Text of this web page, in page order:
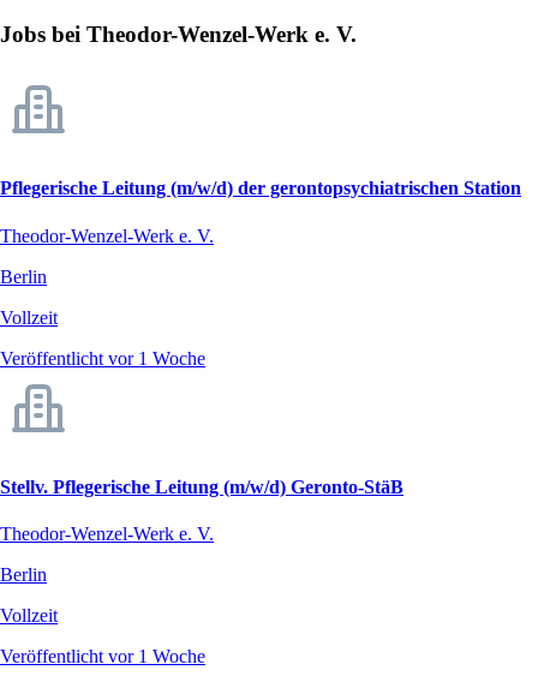
Jobs bei Theodor-Wenzel-Werk e. V.
Pflegerische Leitung (m/w/d) der gerontopsychiatrischen Station
Theodor-Wenzel-Werk e. V.
Berlin
Vollzeit
Veröffentlicht vor 1 Woche
Stellv. Pflegerische Leitung (m/w/d) Geronto-StäB
Theodor-Wenzel-Werk e. V.
Berlin
Vollzeit
Veröffentlicht vor 1 Woche